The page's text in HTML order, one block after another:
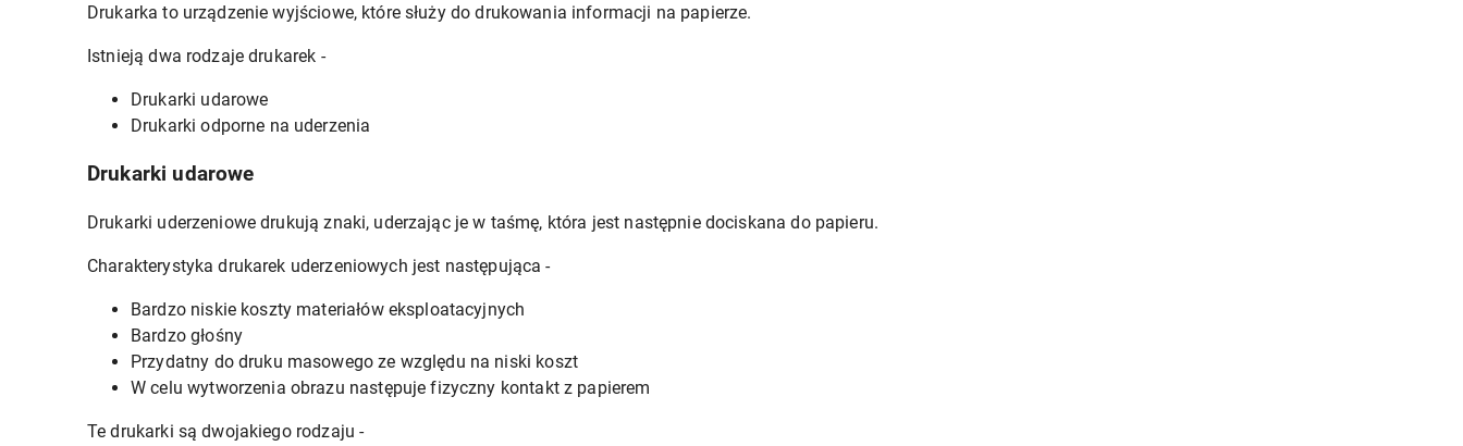
Drukarka to urządzenie wyjściowe, które służy do drukowania informacji na papierze.
Istnieją dwa rodzaje drukarek -
Drukarki udarowe
Drukarki odporne na uderzenia
Drukarki udarowe
Drukarki uderzeniowe drukują znaki, uderzając je w taśmę, która jest następnie dociskana do papieru.
Charakterystyka drukarek uderzeniowych jest następująca -
Bardzo niskie koszty materiałów eksploatacyjnych
Bardzo głośny
Przydatny do druku masowego ze względu na niski koszt
W celu wytworzenia obrazu następuje fizyczny kontakt z papierem
Te drukarki są dwojakiego rodzaju -